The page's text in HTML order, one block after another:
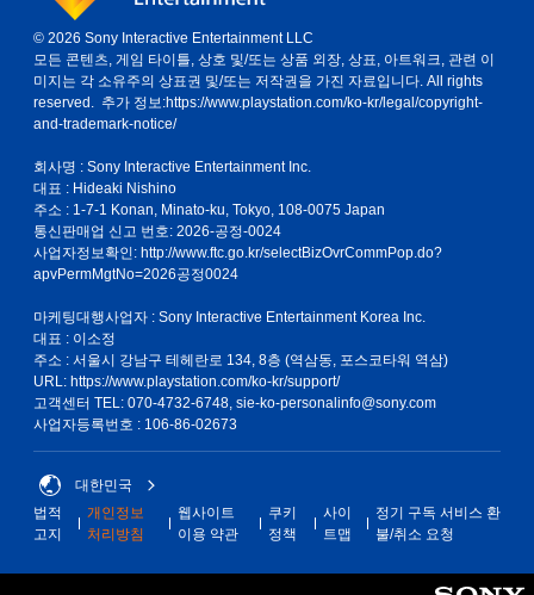
© 2026 Sony Interactive Entertainment LLC
모든 콘텐츠, 게임 타이틀, 상호 및/또는 상품 외장, 상표, 아트워크, 관련 이
미지는 각 소유주의 상표권 및/또는 저작권을 가진 자료입니다. All rights
reserved. 추가 정보:https://www.playstation.com/ko-kr/legal/copyright-
and-trademark-notice/
회사명 : Sony Interactive Entertainment Inc.
대표 : Hideaki Nishino
주소 : 1-7-1 Konan, Minato-ku, Tokyo, 108-0075 Japan
통신판매업 신고 번호: 2026-공정-0024
사업자정보확인: http://www.ftc.go.kr/selectBizOvrCommPop.do?
apvPermMgtNo=2026공정0024
마케팅대행사업자 : Sony Interactive Entertainment Korea Inc.
대표 : 이소정
주소 : 서울시 강남구 테헤란로 134, 8층 (역삼동, 포스코타워 역삼)
URL: https://www.playstation.com/ko-kr/support/
고객센터 TEL: 070-4732-6748, sie-ko-personalinfo@sony.com
사업자등록번호 : 106-86-02673
대한민국
법적
고지
개인정보
처리방침
웹사이트
이용 약관
쿠키
정책
사이
트맵
정기 구독 서비스 환
불/취소 요청